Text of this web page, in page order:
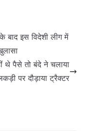
इस विदेशी लीग में
थे पैसे तो बंदे ने चलाया
पर दौड़ाया ट्रैक्टर